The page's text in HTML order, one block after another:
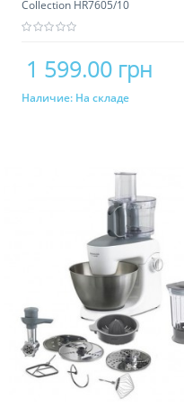
Collection HR7605/10
1 599.00 грн
Купить
Наличие: На складе